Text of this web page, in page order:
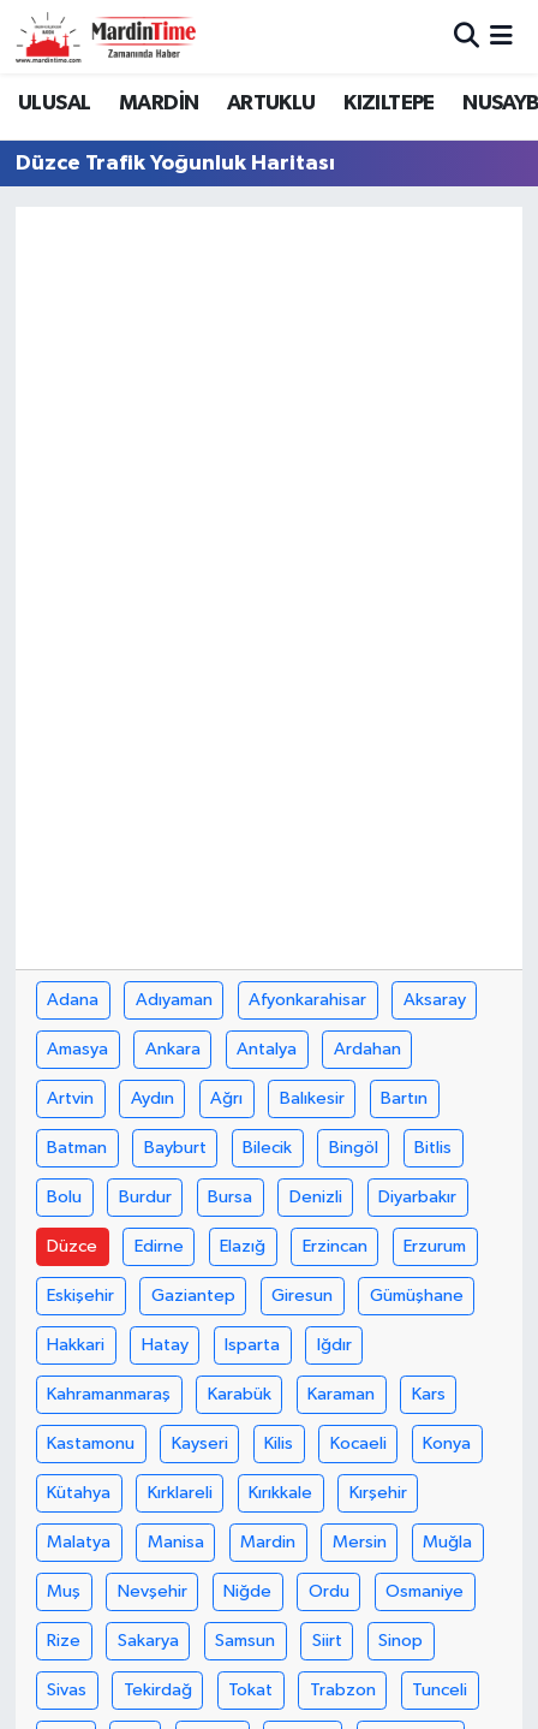
ULUSAL MARDİN ARTUKLU KIZILTEPE
Düzce Trafik Yoğunluk Haritası
Adana Adıyaman Afyonkarahisar Aksaray
Amasya Ankara Antalya Ardahan
Artvin Aydın Ağrı Balıkesir Bartın
Batman Bayburt Bilecik Bingöl Bitlis
Bolu Burdur Bursa Denizli Diyarbakır
Düzce Edirne Elazığ Erzincan Erzurum
Eskişehir Gaziantep Giresun Gümüşhane
Hakkari Hatay Isparta Iğdır
Kahramanmaraş Karabük Karaman Kars
Kastamonu Kayseri Kilis Kocaeli Konya
Kütahya Kırklareli Kırıkkale Kırşehir
Malatya Manisa Mardin Mersin Muğla
Muş Nevşehir Niğde Ordu Osmaniye
Rize Sakarya Samsun Siirt Sinop
Sivas Tekirdağ Tokat Trabzon Tunceli
Mardin Nöbetçi Eczaneler
Mardin Hava Durumu